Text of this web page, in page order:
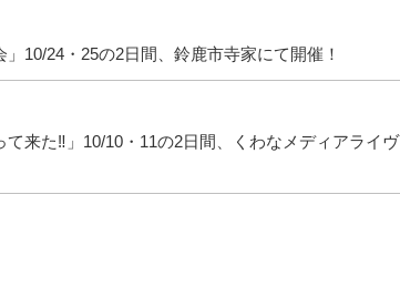
10/24・25の2日間、鈴鹿市寺家にて開催！
来た‼」10/10・11の2日間、くわなメディアライヴ